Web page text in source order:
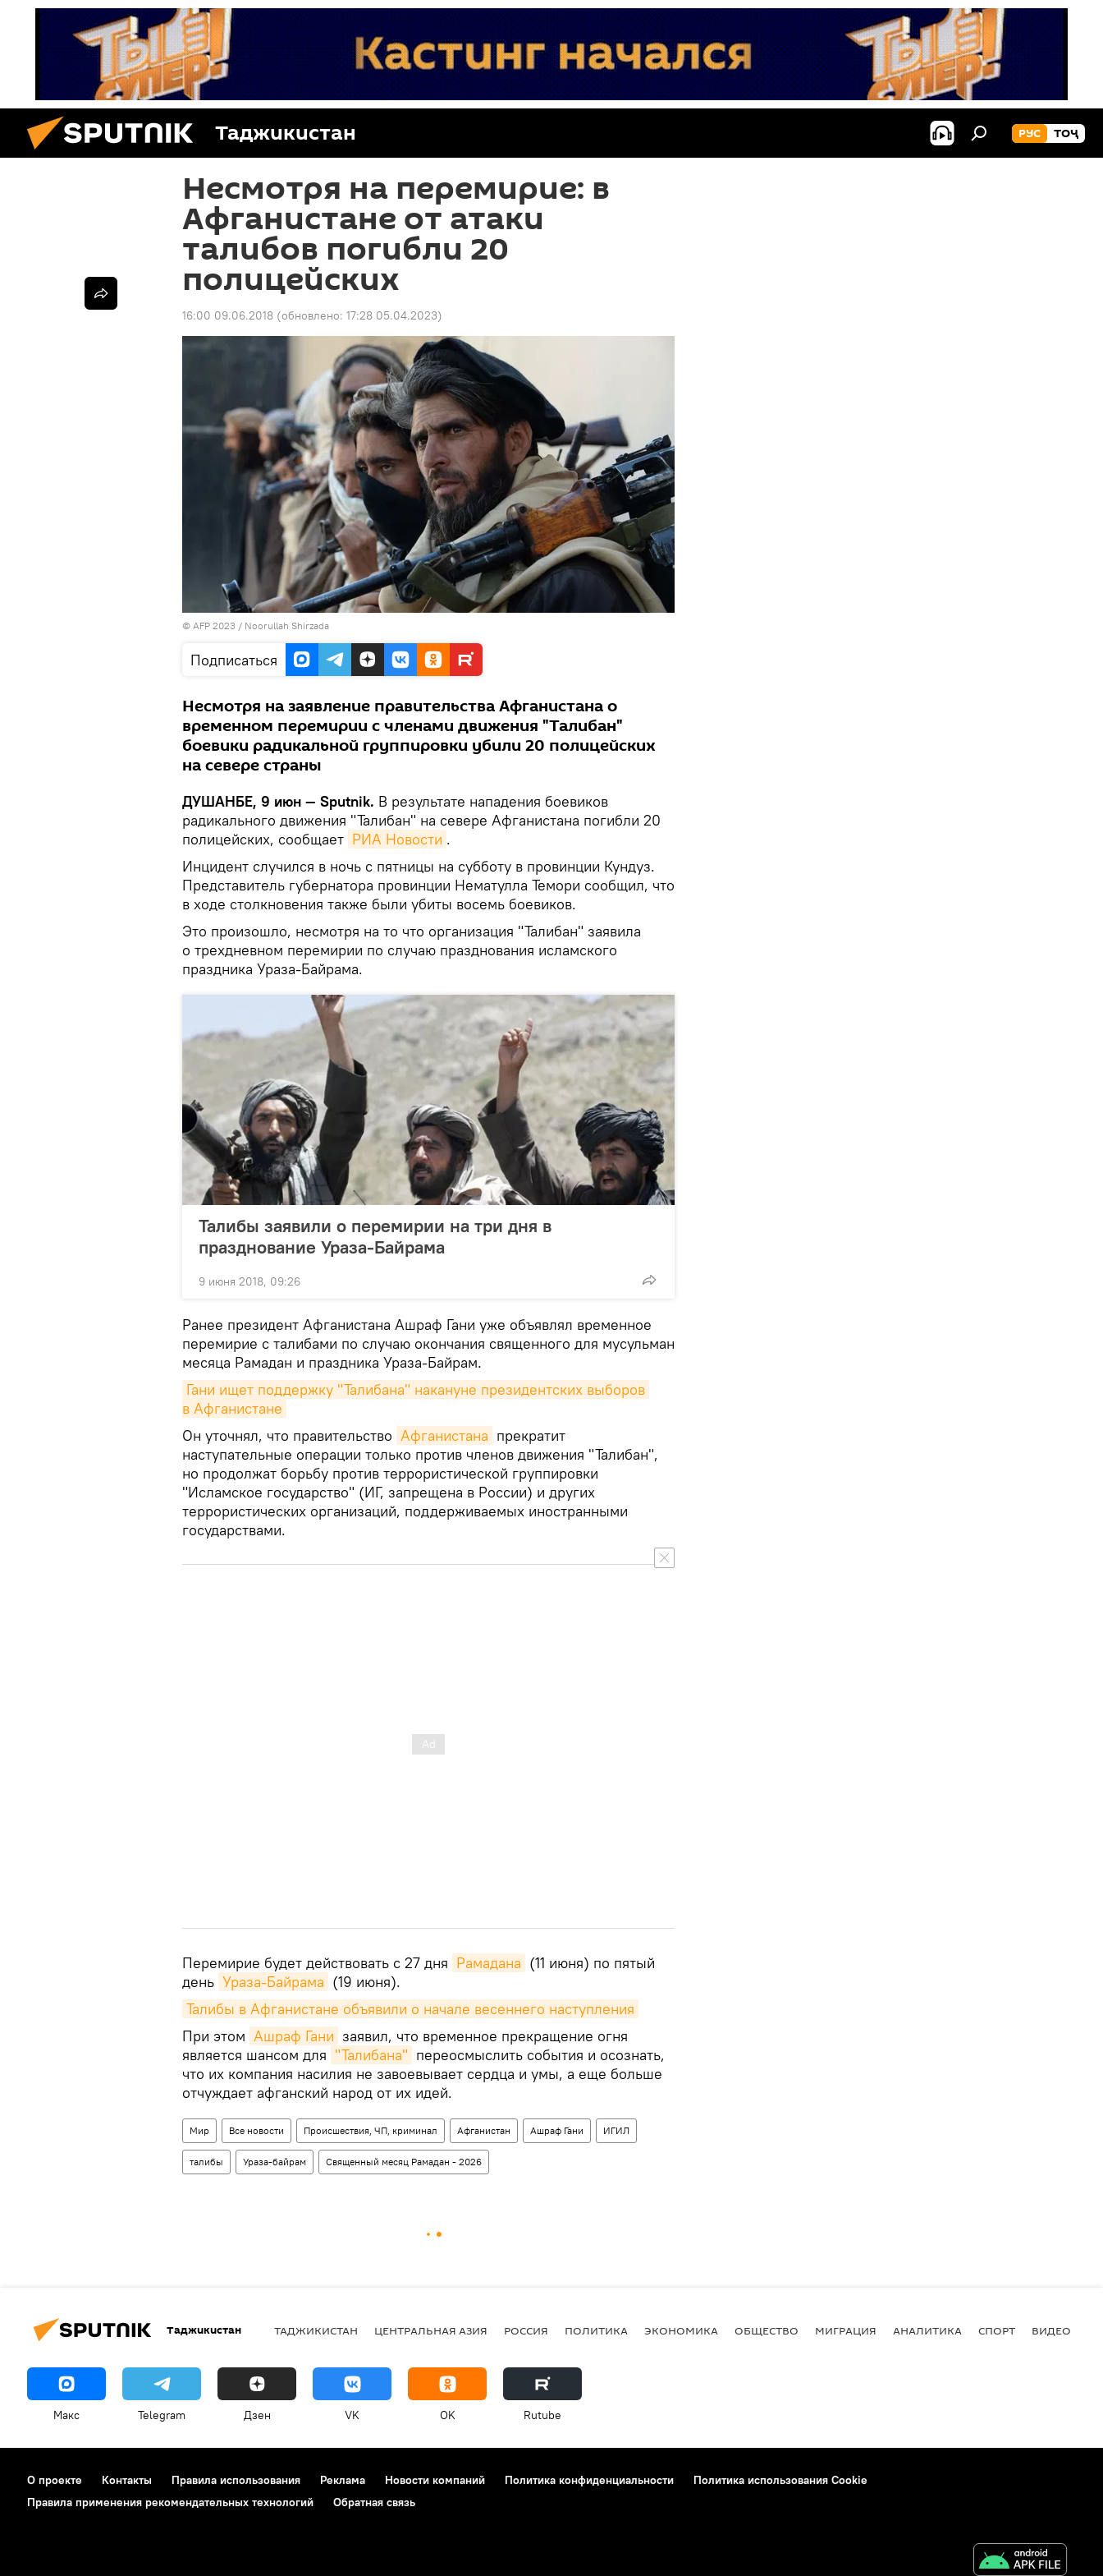
Таджикистан РУС ТОҶ
Несмотря на перемирие: в
Афганистане от атаки
талибов погибли 20
полицейских
16:00 09.06.2018 (обновлено: 17:28 05.04.2023)
© AFP 2023 / Noorullah Shirzada
Подписаться
Несмотря на заявление правительства Афганистана о
временном перемирии с членами движения "Талибан"
боевики радикальной группировки убили 20 полицейских
на севере страны
ДУШАНБЕ, 9 июн — Sputnik. В результате нападения боевиков
радикального движения "Талибан" на севере Афганистана погибли 20
полицейских, сообщает РИА Новости .
Инцидент случился в ночь с пятницы на субботу в провинции Кундуз.
Представитель губернатора провинции Нематулла Темори сообщил, что
в ходе столкновения также были убиты восемь боевиков.
Это произошло, несмотря на то что организация "Талибан" заявила
о трехдневном перемирии по случаю празднования исламского
праздника Ураза-Байрама.
Талибы заявили о перемирии на три дня в
празднование Ураза-Байрама
9 июня 2018, 09:26
Ранее президент Афганистана Ашраф Гани уже объявлял временное
перемирие с талибами по случаю окончания священного для мусульман
месяца Рамадан и праздника Ураза-Байрам.
Гани ищет поддержку "Талибана" накануне президентских выборов
в Афганистане
Он уточнял, что правительство Афганистана прекратит
наступательные операции только против членов движения "Талибан",
но продолжат борьбу против террористической группировки
"Исламское государство" (ИГ, запрещена в России) и других
террористических организаций, поддерживаемых иностранными
государствами.
Перемирие будет действовать с 27 дня Рамадана (11 июня) по пятый
день Ураза-Байрама (19 июня).
Талибы в Афганистане объявили о начале весеннего наступления
При этом Ашраф Гани заявил, что временное прекращение огня
является шансом для "Талибана" переосмыслить события и осознать,
что их компания насилия не завоевывает сердца и умы, а еще больше
отчуждает афганский народ от их идей.
Мир Все новости Происшествия, ЧП, криминал Афганистан Ашраф Гани ИГИЛ
талибы Ураза-байрам Священный месяц Рамадан - 2026
Таджикистан ТАДЖИКИСТАН ЦЕНТРАЛЬНАЯ АЗИЯ РОССИЯ ПОЛИТИКА ЭКОНОМИКА ОБЩЕСТВО МИГРАЦИЯ АНАЛИТИКА СПОРТ ВИДЕО
Макс Telegram Дзен VK OK Rutube
О проекте Контакты Правила использования Реклама Новости компаний Политика конфиденциальности
Политика использования Cookie
Правила применения рекомендательных технологий
Обратная связь